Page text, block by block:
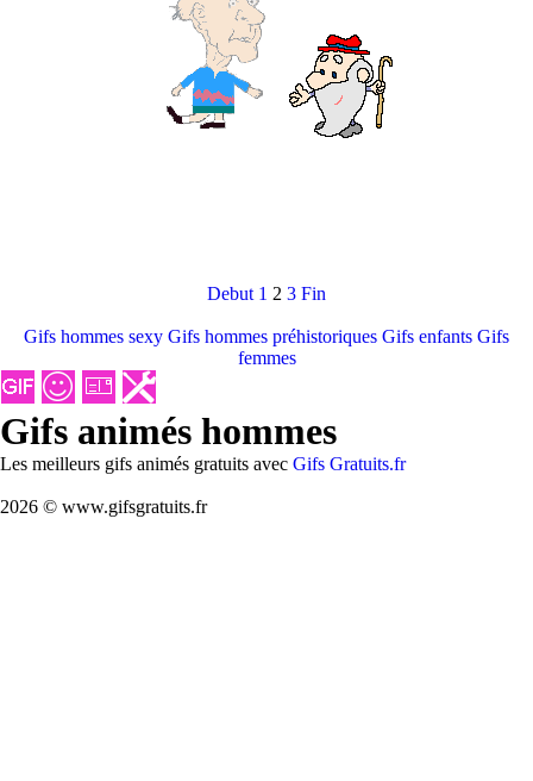
Debut 1 2 3 Fin
Gifs hommes sexy Gifs hommes préhistoriques Gifs enfants Gifs
femmes
Gifs animés hommes
Les meilleurs gifs animés gratuits avec Gifs Gratuits.fr
2026 © www.gifsgratuits.fr